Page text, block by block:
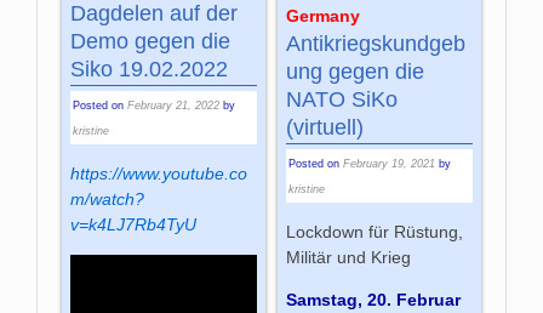
Dagdelen auf der
Demo gegen die
Siko 19.02.2022
Posted onFebruary 21, 2022 by
kristine
https://www.youtube.co
m/watch?
v=k4LJ7Rb4TyU
Germany
Antikriegskundgeb
ung gegen die
NATO SiKo
(virtuell)
Posted on February 19, 2021 by
kristine
Lockdown für Rüstung,
Militär und Krieg
Samstag, 20. Februar